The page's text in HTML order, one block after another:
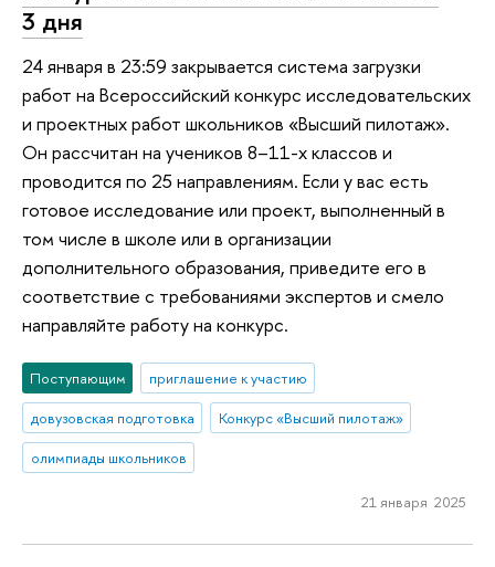
3 дня
24 января в 23:59 закрывается система загрузки
работ на Всероссийский конкурс исследовательских
и проектных работ школьников «Высший пилотаж».
Он рассчитан на учеников 8–11-х классов и
проводится по 25 направлениям. Если у вас есть
готовое исследование или проект, выполненный в
том числе в школе или в организации
дополнительного образования, приведите его в
соответствие с требованиями экспертов и смело
направляйте работу на конкурс.
Поступающим
приглашение к участию
довузовская подготовка
Конкурс «Высший пилотаж»
олимпиады школьников
21 января 2025